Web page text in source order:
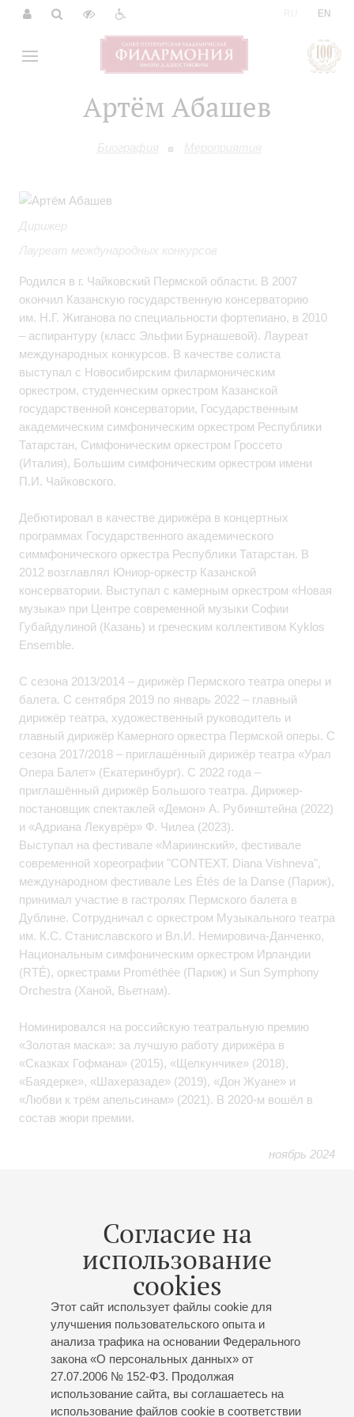
EN
Артём Абашев
Биография Мероприятия
Согласие на
использование
cookies
Этот сайт использует файлы cookie для
улучшения пользовательского опыта и
анализа трафика на основании Федерального
закона «О персональных данных» от
27.07.2006 № 152-ФЗ. Продолжая
использование сайта, вы соглашаетесь на
использование файлов cookie в соответствии
Дирижер
Лауреат международных конкурсов
Родился в г. Чайковский Пермской области. В 2007
окончил Казанскую государственную консерваторию
им. Н.Г. Жиганова по специальности фортепиано, в 2010
– аспирантуру (класс Эльфии Бурнашевой). Лауреат
международных конкурсов. В качестве солиста
выступал с Новосибирским филармоническим
оркестром, студенческим оркестром Казанской
государственной консерватории, Государственным
академическим симфоническим оркестром Республики
Татарстан, Симфоническим оркестром Гроссето
(Италия), Большим симфоническим оркестром имени
П.И. Чайковского.
Дебютировал в качестве дирижёра в концертных
программах Государственного академического
симмфонического оркестра Республики Татарстан. В
2012 возглавлял Юниор-оркестр Казанской
консерватории. Выступал с камерным оркестром «Новая
музыка» при Центре современной музыки Софии
Губайдулиной (Казань) и греческим коллективом Kyklos
Ensemble.
С сезона 2013/2014 – дирижёр Пермского театра оперы и
балета. С сентября 2019 по январь 2022 – главный
дирижёр театра, художественный руководитель и
главный дирижёр Камерного оркестра Пермской оперы. С
сезона 2017/2018 – приглашённый дирижёр театра «Урал
Опера Балет» (Екатеринбург). С 2022 года –
приглашённый дирижёр Большого театра. Дирижер-
постановщик спектаклей «Демон» А. Рубинштейна (2022)
и «Адриана Лекуврёр» Ф. Чилеа (2023).
Выступал на фестивале «Мариинский», фестивале
современной хореографии "CONTEXT. Diana Vishneva",
международном фестивале Les Étés de la Danse (Париж),
принимал участие в гастролях Пермского балета в
Дублине. Сотрудничал с оркестром Музыкального театра
им. К.С. Станиславского и Вл.И. Немировича-Данченко,
Национальным симфоническим оркестром Ирландии
(RTÉ), оркестрами Prométhée (Париж) и Sun Symphony
Orchestra (Ханой, Вьетнам).
Номинировался на российскую театральную премию
«Золотая маска»: за лучшую работу дирижёра в
«Сказках Гофмана» (2015), «Щелкунчике» (2018),
«Баядерке», «Шахеразаде» (2019), «Дон Жуане» и
«Любви к трём апельсинам» (2021). В 2020-м вошёл в
состав жюри премии.
ноябрь 2024
Мероприятия
декабря ,2026 19:00 ,Вт
Гала-концерт
Торжественное открытие
«Фестиваля Галины
Вишневской»
К 100-летию со дня рождения Галины Вишневской